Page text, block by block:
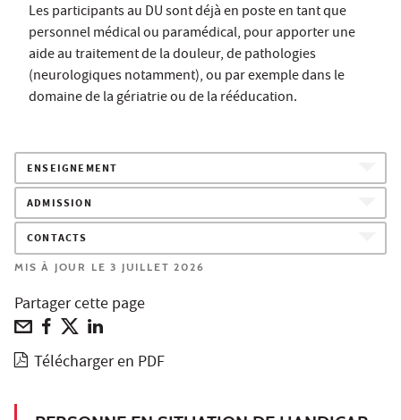
Les participants au DU sont déjà en poste en tant que
personnel médical ou paramédical, pour apporter une
aide au traitement de la douleur, de pathologies
(neurologiques notamment), ou par exemple dans le
domaine de la gériatrie ou de la rééducation.
ENSEIGNEMENT
ADMISSION
CONTACTS
MIS À JOUR LE 3 JUILLET 2026
Partager cette page
Télécharger en PDF